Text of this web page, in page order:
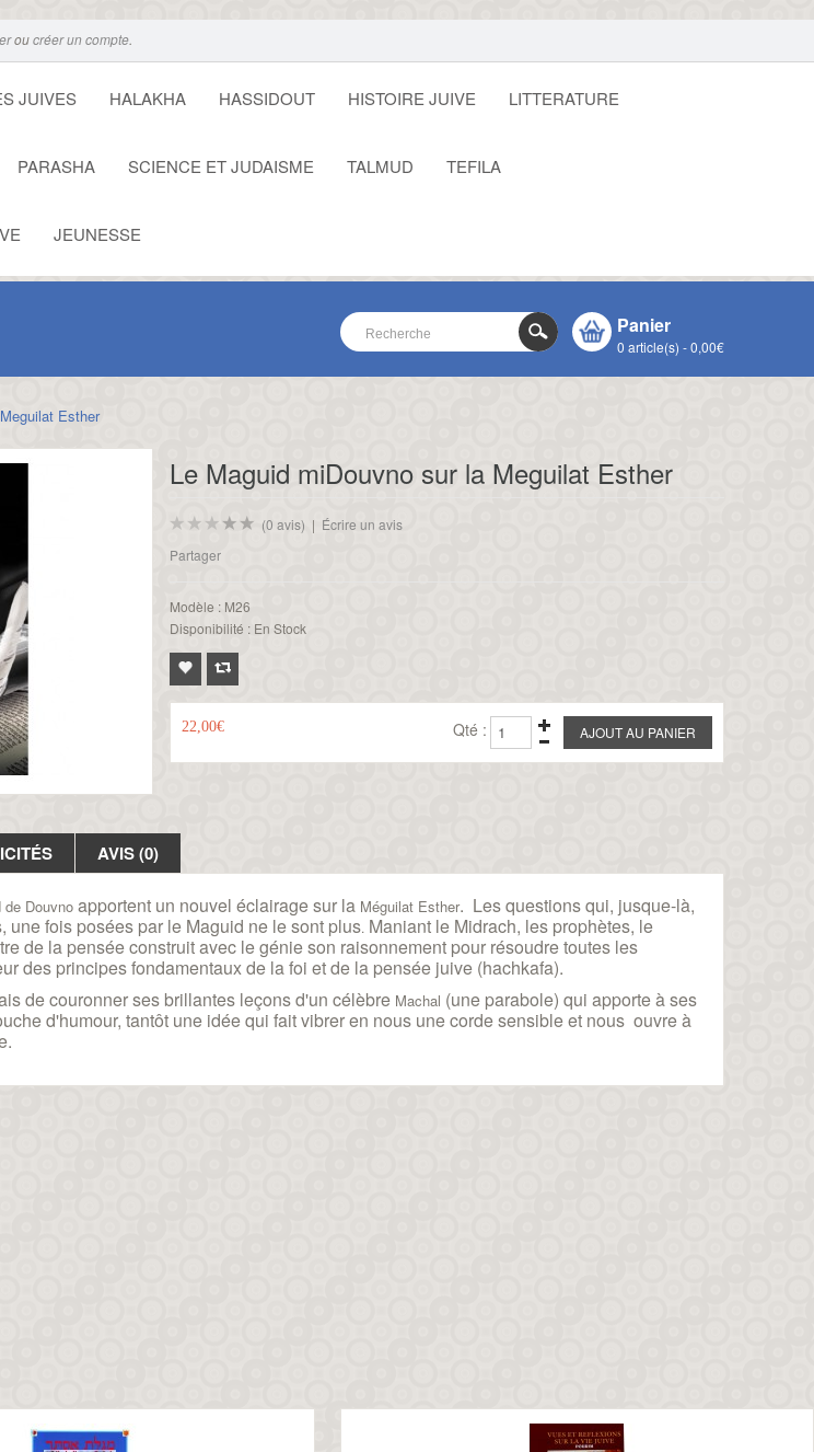
oucréer un compte.
JUIVES HALAKHA HASSIDOUT HISTOIRE JUIVE LITTERATURE
PARASHA SCIENCE ET JUDAISME TALMUD TEFILA
JEUNESSE
Panier
0 article(s) - 0,00€
Esther
Le Maguid miDouvno sur la Meguilat Esther
(0 avis) | Écrire un avis
Partager
Modèle :M26
Disponibilité :En Stock
22,00€ Qté :
AVIS (0)
de Douvno apportent un nouvel éclairage sur la Méguilat Esther. Les questions qui, jusque-là,
une fois posées par le Maguid ne le sont plus. Maniant le Midrach, les prophètes, le
de la pensée construit avec le génie son raisonnement pour résoudre toutes les
des principes fondamentaux de la foi et de la pensée juive (hachkafa).
de couronner ses brillantes leçons d'un célèbre Machal (une parabole) qui apporte à ses
d'humour, tantôt une idée qui fait vibrer en nous une corde sensible et nous ouvre à